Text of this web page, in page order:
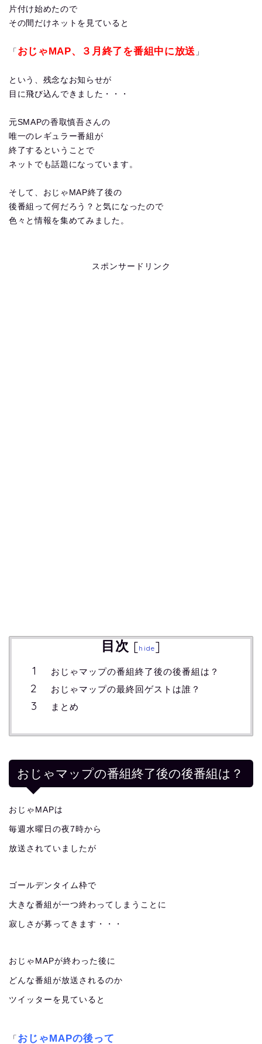
片付け始めたので
その間だけネットを見ていると
「 おじゃMAP、３月終了を番組中に放送 」
という、残念なお知らせが
目に飛び込んできました・・・
元SMAPの香取慎吾さんの
唯一のレギュラー番組が
終了するということで
ネットでも話題になっています。
そして、おじゃMAP終了後の
後番組って何だろう？と気になったので
色々と情報を集めてみました。
スポンサードリンク
目次 [hide]
おじゃマップの番組終了後の後番組は？
おじゃマップの最終回ゲストは誰？
まとめ
おじゃマップの番組終了後の後番組は？
おじゃMAPは
毎週水曜日の夜7時から
放送されていましたが
ゴールデンタイム枠で
大きな番組が一つ終わってしまうことに
寂しさが募ってきます・・・
おじゃMAPが終わった後に
どんな番組が放送されるのか
ツイッターを見ていると
「 おじゃMAPの後って